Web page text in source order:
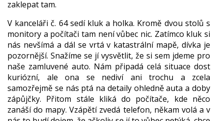
zaklepat tam.
V kanceláři č. 64 sedí kluk a holka. Kromě dvou stolů s
monitory a počítači tam není vůbec nic. Zatímco kluk si
nás nevšímá a dál se vrtá v katastrální mapě, dívka je
pozornější. Snažíme se jí vysvětlit, že si sem jdeme pro
naše zamluvené auto. Nám připadá celá situace dost
kuriózní, ale ona se nediví ani trochu a zcela
samozřejmě se nás ptá na detaily ohledně auta a doby
zápůjčky. Přitom stále kliká do počítače, kde něco
zanáší do mapy. Vzápětí zvedá telefon, někam volá a v